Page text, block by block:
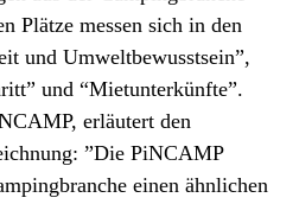
Plätze messen sich in den
und Umweltbewusstsein”,
und “Mietunterkünfte”.
erläutert den
”Die PiNCAMP
einen ähnlichen